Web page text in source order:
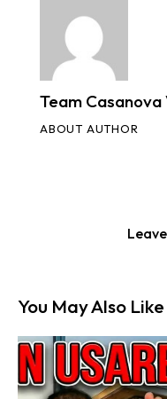
Team
ABOUT AUTHOR
You May Also Like